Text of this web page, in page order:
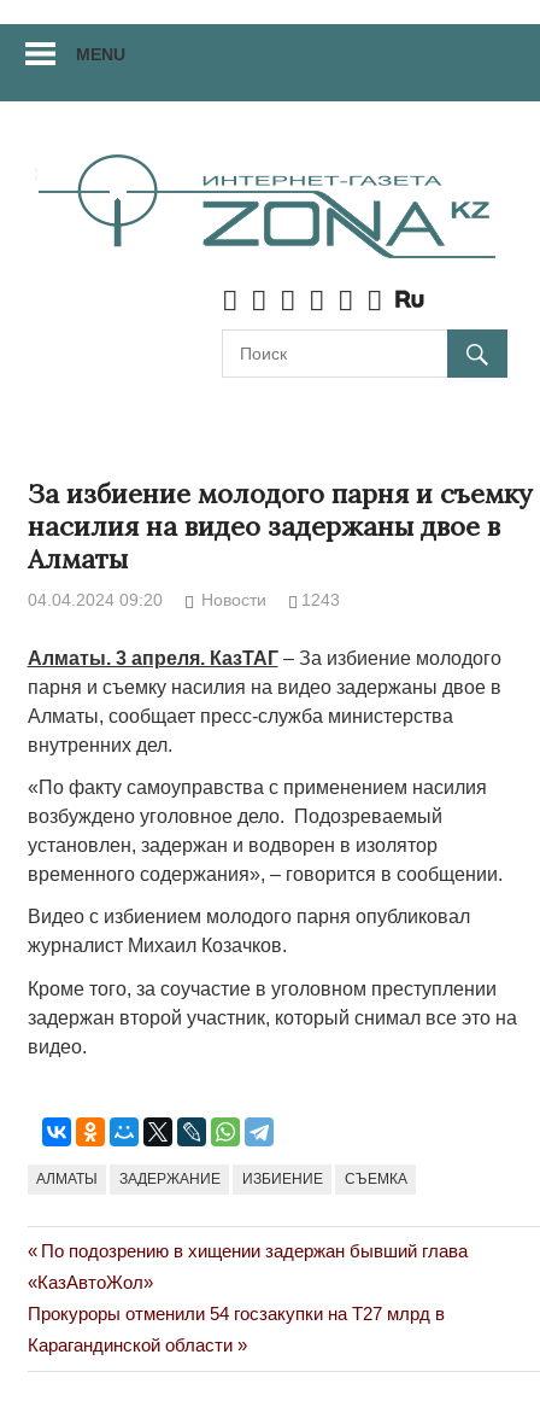
Перейти
материалам
MENU
За избиение молодого парня и съемку
насилия на видео задержаны двое в
Алматы
04.04.2024 09:20 Новости 1243
Алматы. 3 апреля. КазТАГ– За избиение молодого
парня и съемку насилия на видео задержаны двое в
Алматы, сообщает пресс-служба министерства
внутренних дел.
«По факту самоуправства с применением насилия
возбуждено уголовное дело. Подозреваемый
установлен, задержан и водворен в изолятор
временного содержания», – говорится в сообщении.
Видео с избиением молодого парня опубликовал
журналист Михаил Козачков.
Кроме того, за соучастие в уголовном преступлении
задержан второй участник, который снимал все это на
видео.
АЛМАТЫ ЗАДЕРЖАНИЕ ИЗБИЕНИЕ СЪЕМКА
Навигация
по
записям
Previous
Post:
По подозрению в хищении задержан бывший глава
«КазАвтоЖол»
Next
Post:
Прокуроры отменили 54 госзакупки на Т27 млрд в
Карагандинской области